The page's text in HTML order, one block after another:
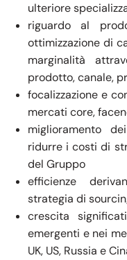
ulteriore
riguardo al
ottimizzazione di
marginalità
prodotto, canale,
focalizzazione e
mercati core,
miglioramento
ridurre i costi di
del Gruppo
efficienze
strategia di
crescita
emergenti e nei
UK, US, Russia e